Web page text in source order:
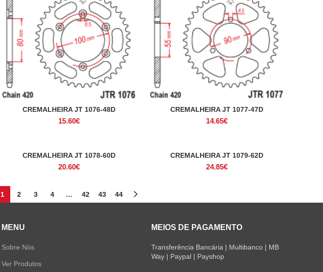
ADICIONAR
CREMALHEIRA JT 1076-48D
15.60€
ADICIONAR
CREMALHEIRA JT 1077-47D
14.65€
ADICIONAR
CREMALHEIRA JT 1078-60D
20.60€
ADICIONAR
CREMALHEIRA JT 1079-62D
24.85€
1 2 3 4 … 42 43 44
MENU
Sobre Nós
Ver Produtos
MEIOS DE PAGAMENTO
Transferência Bancária | Multibanco | MB
Way | Paypal | Payshop